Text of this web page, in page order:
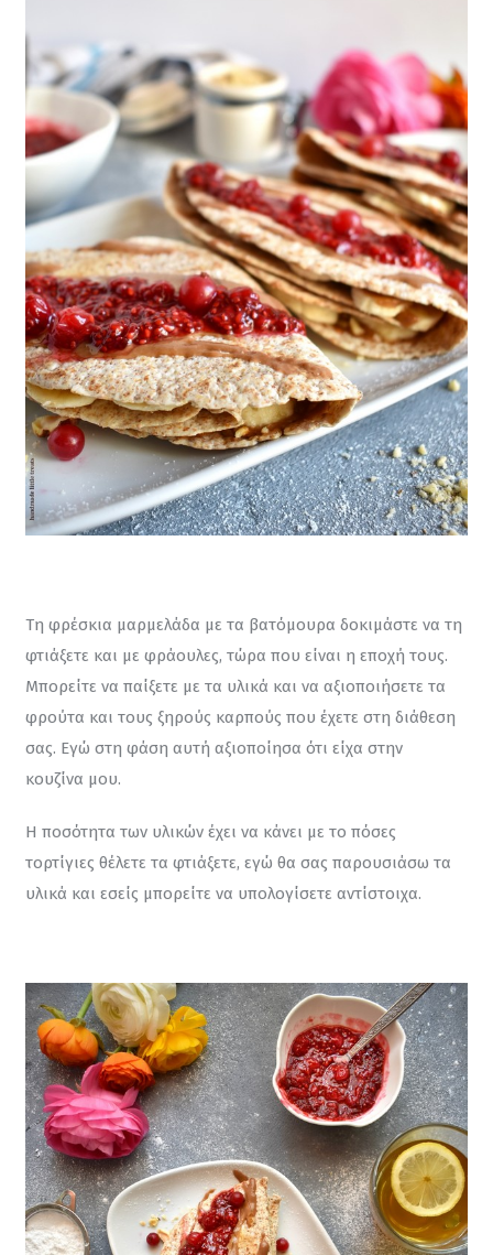
Τη φρέσκια μαρμελάδα με τα βατόμουρα δοκιμάστε να τη
φτιάξετε και με φράουλες, τώρα που είναι η εποχή τους.
Μπορείτε να παίξετε με τα υλικά και να αξιοποιήσετε τα
φρούτα και τους ξηρούς καρπούς που έχετε στη διάθεση
σας. Εγώ στη φάση αυτή αξιοποίησα ότι είχα στην
κουζίνα μου.
Η ποσότητα των υλικών έχει να κάνει με το πόσες
τορτίγιες θέλετε τα φτιάξετε, εγώ θα σας παρουσιάσω τα
υλικά και εσείς μπορείτε να υπολογίσετε αντίστοιχα.